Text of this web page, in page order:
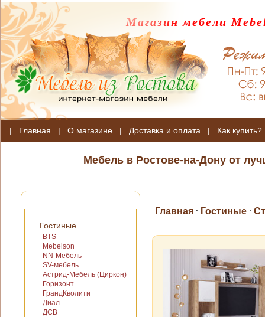
Магазин мебели
| Главная | О магазине | Доставка и оплата | Как купить?
Мебель в Ростове-на-Дону от
Гостиные
BTS
Mebelson
NN-Мебель
SV-мебель
Астрид-Мебель (Циркон)
Горизонт
ГрандКволити
Диал
ДСВ
Главная : Гостиные :